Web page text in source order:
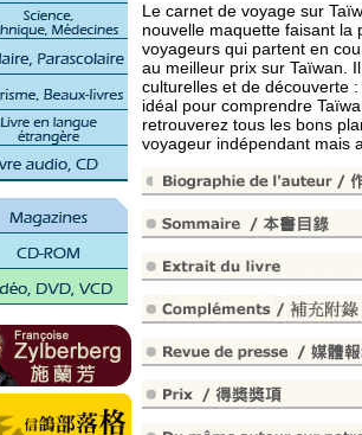
Le carnet de voyage sur
nouvelle maquette faisant la
voyageurs qui partent en
au meilleur prix sur Taïwan.
culturelles et de découverte
idéal pour comprendre
retrouverez tous les bons
voyageur indépendant mais